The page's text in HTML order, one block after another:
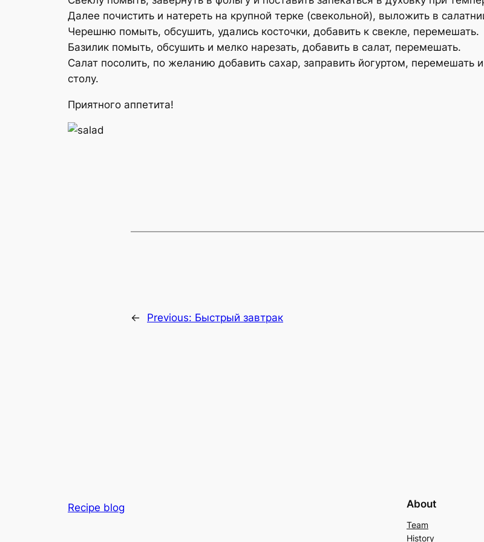
Далее почистить и натереть на крупной терке (свекольной), выложить в
Черешню помыть, обсушить, удались косточки, добавить к свекле, перемешать.
Базилик помыть, обсушить и мелко нарезать, добавить в салат, перемешать.
Салат посолить, по желанию добавить сахар, заправить йогуртом, перемешать
столу.
Приятного аппетита!
← Previous: Быстрый завтрак
Recipe blog About
Team
History